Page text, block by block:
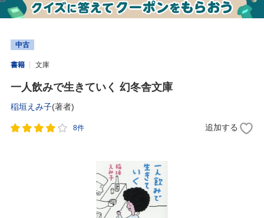
中古
書籍 文庫
一人飲みで生きていく 幻冬舎文庫
稲垣えみ子(著者)
8件 追加する